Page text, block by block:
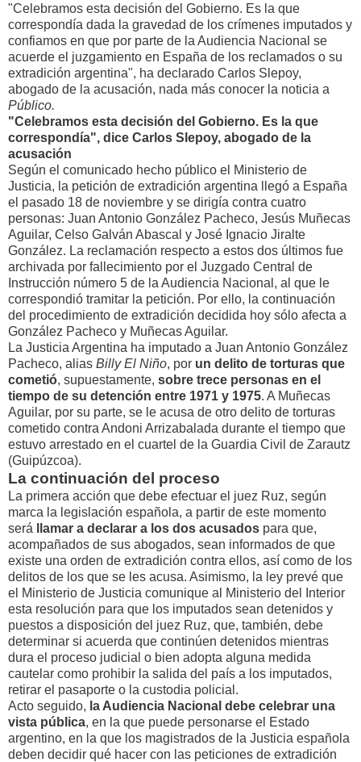
"Celebramos esta decisión del Gobierno. Es la que
correspondía dada la gravedad de los crímenes imputados y
confiamos en que por parte de la Audiencia Nacional se
acuerde el juzgamiento en España de los reclamados o su
extradición argentina", ha declarado Carlos Slepoy,
abogado de la acusación, nada más conocer la noticia a
Público.
"Celebramos esta decisión del Gobierno. Es la que
correspondía", dice Carlos Slepoy, abogado de la
acusación
Según el comunicado hecho público el Ministerio de
Justicia, la petición de extradición argentina llegó a España
el pasado 18 de noviembre y se dirigía contra cuatro
personas: Juan Antonio González Pacheco, Jesús Muñecas
Aguilar, Celso Galván Abascal y José Ignacio Jiralte
González. La reclamación respecto a estos dos últimos fue
archivada por fallecimiento por el Juzgado Central de
Instrucción número 5 de la Audiencia Nacional, al que le
correspondió tramitar la petición. Por ello, la continuación
del procedimiento de extradición decidida hoy sólo afecta a
González Pacheco y Muñecas Aguilar.
La Justicia Argentina ha imputado a Juan Antonio González
Pacheco, alias Billy El Niño, por un delito de torturas que
cometió, supuestamente, sobre trece personas en el
tiempo de su detención entre 1971 y 1975. A Muñecas
Aguilar, por su parte, se le acusa de otro delito de torturas
cometido contra Andoni Arrizabalada durante el tiempo que
estuvo arrestado en el cuartel de la Guardia Civil de Zarautz
(Guipúzcoa).
La continuación del proceso
La primera acción que debe efectuar el juez Ruz, según
marca la legislación española, a partir de este momento
será
llamar a declarar a los dos acusados para que,
acompañados de sus abogados, sean informados de que
existe una orden de extradición contra ellos, así como de los
delitos de los que se les acusa. Asimismo, la ley prevé que
el Ministerio de Justicia comunique al Ministerio del Interior
esta resolución para que los imputados sean detenidos y
puestos a disposición del juez Ruz, que, también, debe
determinar si acuerda que continúen detenidos mientras
dura el proceso judicial o bien adopta alguna medida
cautelar como prohibir la salida del país a los imputados,
retirar el pasaporte o la custodia policial.
Acto seguido, la Audiencia Nacional debe celebrar una
vista pública, en la que puede personarse el Estado
argentino, en la que los magistrados de la Justicia española
deben decidir qué hacer con las peticiones de extradición